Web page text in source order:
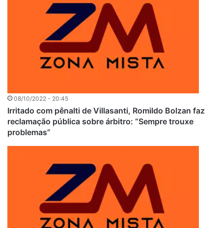
08/10/2022 - 20:45
Irritado com pênalti de Villasanti, Romildo Bolzan faz
reclamação pública sobre árbitro: “Sempre trouxe
problemas”